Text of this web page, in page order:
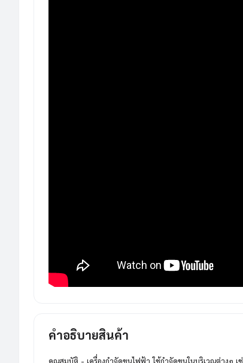
คำอธิบายสินค้า
คุณสมบัติ - เครื่องกำจัดขนไฟฟ้า ใช้กำจัดขนในบริเวณต่างๆ เ